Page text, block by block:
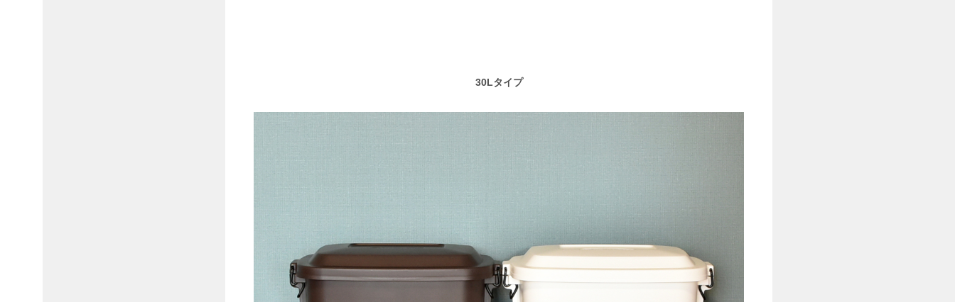
30Lタイプ